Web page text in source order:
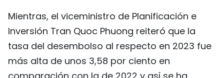
Mientras, el viceministro de Planificación e
Inversión Tran Quoc Phuong reiteró que la
tasa del desembolso al respecto en 2023 fue
más alta de unos 3,58 por ciento en